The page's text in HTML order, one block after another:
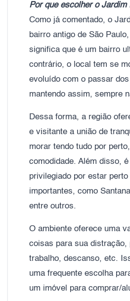
Por que escolher o Jardim
Como já comentado, o
bairro antigo de São
significa que é um bairro
contrário, o local tem se
evoluído com o passar
mantendo assim, sempre
Dessa forma, a região
e visitante a união de
morar tendo tudo por
comodidade. Além disso, é
privilegiado por estar
importantes, como
entre outros.
O ambiente oferece uma
coisas para sua distração,
trabalho, descanso, etc.
uma frequente escolha
um imóvel para comprar/